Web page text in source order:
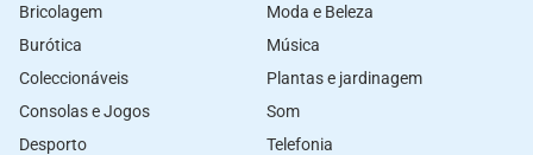
Bricolagem
Burótica
Coleccionáveis
Consolas e Jogos
Desporto
Moda e Beleza
Música
Plantas e jardinagem
Som
Telefonia